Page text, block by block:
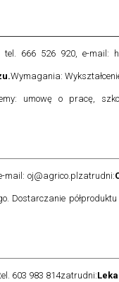
666 526 920, e-mail:
Wymagania:
umowę o pracę,
mail: oj@agrico.pl zatrudni:
Dostarczanie
603 983 814zatrudni: